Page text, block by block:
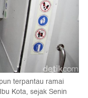
terpantau ramai
Kota, sejak Senin